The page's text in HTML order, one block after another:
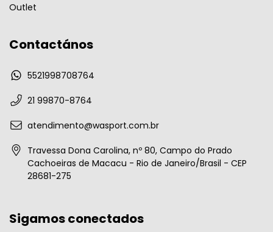
Outlet
Contactános
5521998708764
21 99870-8764
atendimento@wasport.com.br
Travessa Dona Carolina, nº 80, Campo do Prado
Cachoeiras de Macacu - Rio de Janeiro/Brasil - CEP
28681-275
Sigamos conectados